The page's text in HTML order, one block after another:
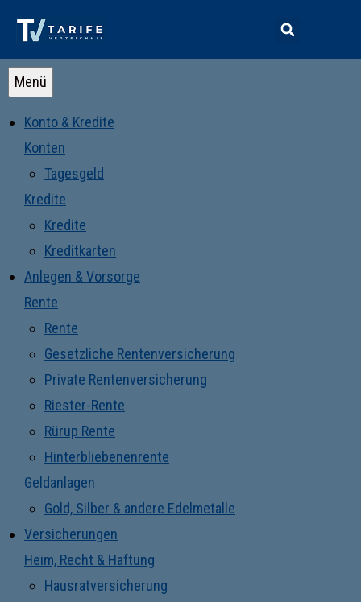
Menü
Konto & Kredite
Konten
Tagesgeld
Kredite
Kredite
Kreditkarten
Anlegen & Vorsorge
Rente
Rente
Gesetzliche Rentenversicherung
Private Rentenversicherung
Riester-Rente
Rürup Rente
Hinterbliebenenrente
Geldanlagen
Gold, Silber & andere Edelmetalle
Versicherungen
Heim, Recht & Haftung
Hausratversicherung